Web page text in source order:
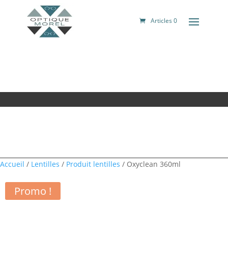
Articles 0
Accueil / Lentilles / Produit lentilles / Oxyclean 360ml
Promo !